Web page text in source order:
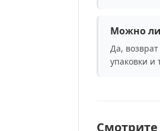
Можно ли
Да,
упаковки и